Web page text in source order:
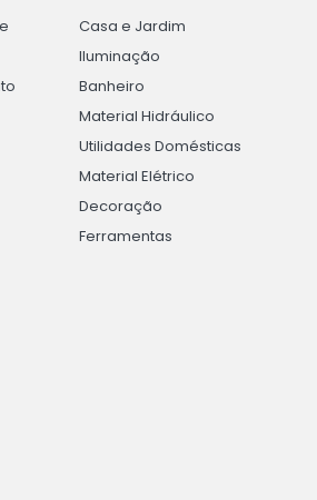
Casa e Jardim
Iluminação
Banheiro
Material Hidráulico
Utilidades Domésticas
Material Elétrico
Decoração
Ferramentas